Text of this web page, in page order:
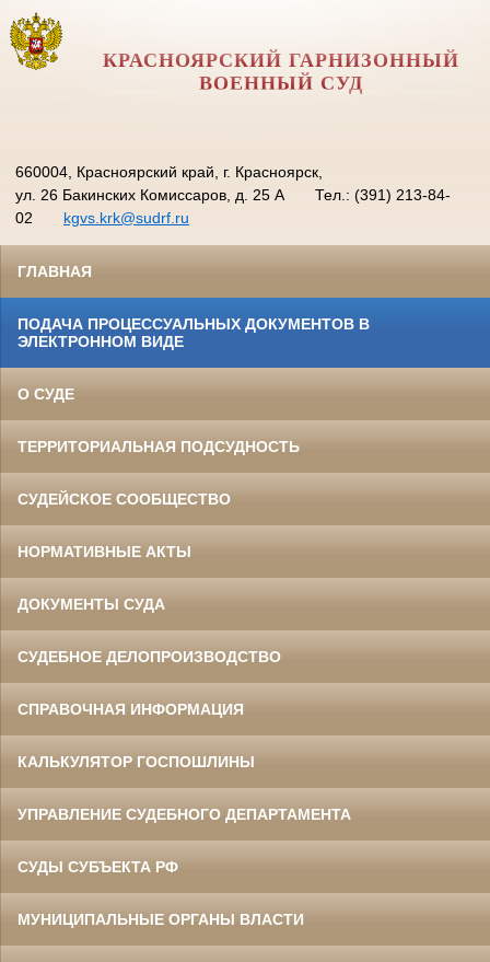
КРАСНОЯРСКИЙ ГАРНИЗОННЫЙ
ВОЕННЫЙ СУД
660004, Красноярский край, г. Красноярск,
ул. 26 Бакинских Комиссаров, д. 25 А
Тел.: (391) 213-84-
02
kgvs.krk@sudrf.ru
ГЛАВНАЯ
ПОДАЧА ПРОЦЕССУАЛЬНЫХ ДОКУМЕНТОВ В
ЭЛЕКТРОННОМ ВИДЕ
О СУДЕ
ТЕРРИТОРИАЛЬНАЯ ПОДСУДНОСТЬ
СУДЕЙСКОЕ СООБЩЕСТВО
НОРМАТИВНЫЕ АКТЫ
ДОКУМЕНТЫ СУДА
СУДЕБНОЕ ДЕЛОПРОИЗВОДСТВО
СПРАВОЧНАЯ ИНФОРМАЦИЯ
КАЛЬКУЛЯТОР ГОСПОШЛИНЫ
УПРАВЛЕНИЕ СУДЕБНОГО ДЕПАРТАМЕНТА
СУДЫ СУБЪЕКТА РФ
МУНИЦИПАЛЬНЫЕ ОРГАНЫ ВЛАСТИ